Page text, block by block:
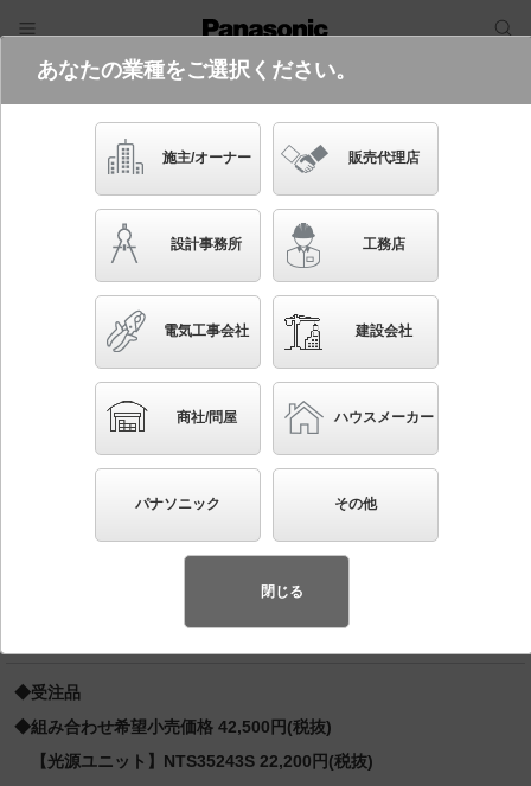
電気・建築設備（ビジネス）
フリーワード
品番・キーワード
かんたん照度計算
NTS35243S
(電源350形無線調光RS9との組み合わ
せ（別売）)
天井埋込型 LED（電球色） ダウンライト ウォール
ウォッシャタイプ 調光タイプ（ライコン別売）／埋込
穴φ125 TOLSO（トルソー）・LiBecoM（リベコ
ム） ウォールウォッシャ CDM-R70形1灯器具相当
適で先進的な照明環境をご提案する商品群です）
◆受注品
◆組み合わせ希望小売価格 42,500円(税抜)
【光源ユニット】NTS35243S 22,200円(税抜)
あなたの業種をご選択ください。
施主/オーナー 販売代理店
設計事務所 工務店
電気工事会社 建設会社
商社/問屋 ハウスメーカー
パナソニック その他
閉じる